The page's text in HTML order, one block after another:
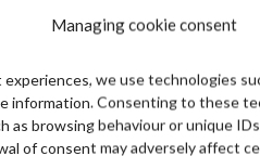
Managing cookie consent
we use technologies
information. Consenting to these
as browsing behaviour or unique
of consent may adversely affect